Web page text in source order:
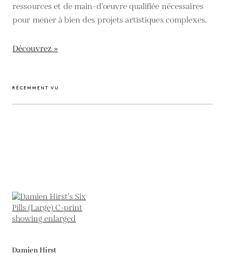
ressources et de main-d'œuvre qualifiée nécessaires
pour mener à bien des projets artistiques complexes.
Découvrez »
RÉCEMMENT VU
Damien Hirst